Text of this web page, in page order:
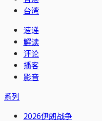
台湾
速递
解读
评论
播客
影音
系列
2026伊朗战争